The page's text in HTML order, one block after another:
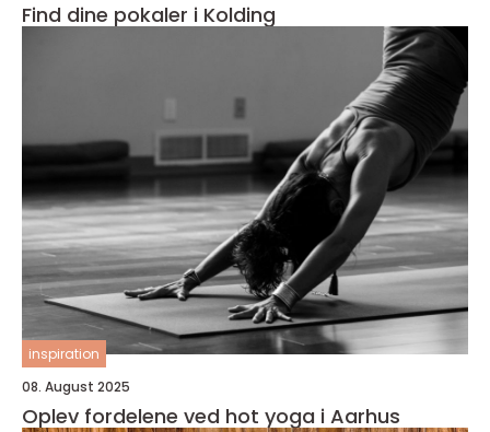
Find dine pokaler i Kolding
inspiration
08. August 2025
Oplev fordelene ved hot yoga i Aarhus